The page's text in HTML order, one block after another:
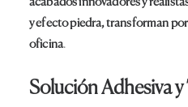
y efecto piedra, transforman
oficina.
Solución Adhesiva